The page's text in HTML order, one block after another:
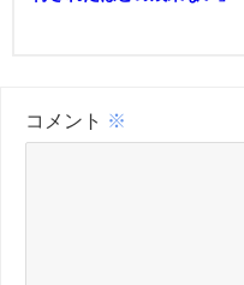
コメント ※